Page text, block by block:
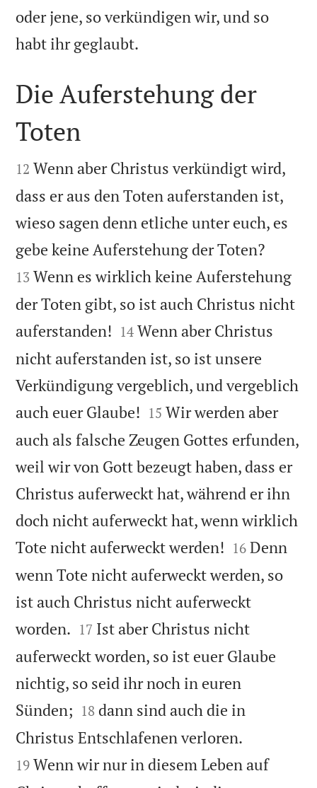
oder jene, so verkündigen wir, und so
habt ihr geglaubt.

Die Auferstehung der
Toten

12 Wenn aber Christus verkündigt wird,
dass er aus den Toten auferstanden ist,
wieso sagen denn etliche unter euch, es
gebe keine Auferstehung der Toten?
13 Wenn es wirklich keine Auferstehung
der Toten gibt, so ist auch Christus nicht
auferstanden! 

14 Wenn aber Christus
nicht auferstanden ist, so ist unsere
Verkündigung vergeblich, und vergeblich
auch euer Glaube! 

15 Wir werden aber
auch als falsche Zeugen Gottes erfunden,
weil wir von Gott bezeugt haben, dass er
Christus auferweckt hat, während er ihn
doch nicht auferweckt hat, wenn wirklich
Tote nicht auferweckt werden! 

16 Denn
wenn Tote nicht auferweckt werden, so
ist auch Christus nicht auferweckt
worden. 

17 Ist aber Christus nicht
auferweckt worden, so ist euer Glaube
nichtig, so seid ihr noch in euren
Sünden; 

18 dann sind auch die in
Christus Entschlafenen verloren.
19 Wenn wir nur in diesem Leben auf